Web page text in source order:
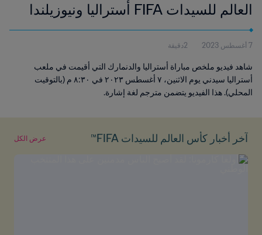
العالم للسيدات FIFA أستراليا ونيوزيلندا
٢٠٢٣™ | فيديو ملخص (لغة إشارة)
7 أغسطس 2023 2دقيقة
شاهد فيديو ملخص مباراة أستراليا والدنمارك التي أقيمت في ملعب
أستراليا سيدني يوم الاثنين، ٧ أغسطس ٢٠٢٣ في ٨:٣٠ م (بالتوقيت
المحلي). هذا الفيديو يتضمن مترجم لغة إشارة.
آخر أخبار كأس العالم للسيدات FIFA™ عرض الكل